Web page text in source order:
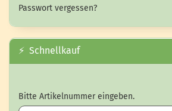
Passwort vergessen?
⚡ Schnellkauf
BITTE ARTIKELNUMMER EINGEBEN.
Bitte Artikelnummer eingeben.